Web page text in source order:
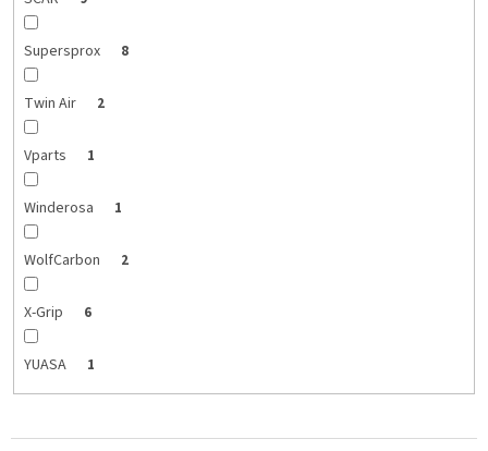
Supersprox 8
Twin Air 2
Vparts 1
Winderosa 1
WolfCarbon 2
X-Grip 6
YUASA 1